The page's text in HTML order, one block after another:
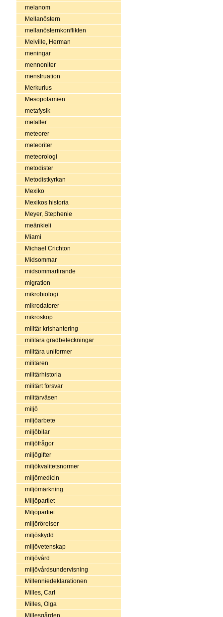
melanom
Mellanöstern
mellanösternkonflikten
Melville, Herman
meningar
mennoniter
menstruation
Merkurius
Mesopotamien
metafysik
metaller
meteorer
meteoriter
meteorologi
metodister
Metodistkyrkan
Mexiko
Mexikos historia
Meyer, Stephenie
meänkieli
Miami
Michael Crichton
Midsommar
midsommarfirande
migration
mikrobiologi
mikrodatorer
mikroskop
militär krishantering
militära gradbeteckningar
militära uniformer
militären
militärhistoria
militärt försvar
militärväsen
miljö
miljöarbete
miljöbilar
miljöfrågor
miljögifter
miljökvalitetsnormer
miljömedicin
miljömärkning
Miljöpartiet
Miljöpartiet
miljörörelser
miljöskydd
miljövetenskap
miljövård
miljövårdsundervisning
Millenniedeklarationen
Milles, Carl
Milles, Olga
Millesgården